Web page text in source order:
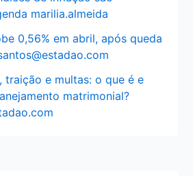
marilia.almeida
0,56% em abril, após queda
traição e multas: o que é e
matrimonial?